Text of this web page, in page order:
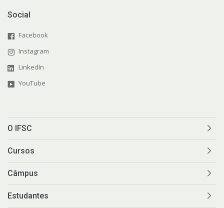
Social
Facebook
Instagram
LinkedIn
YouTube
O IFSC
Cursos
Câmpus
Estudantes